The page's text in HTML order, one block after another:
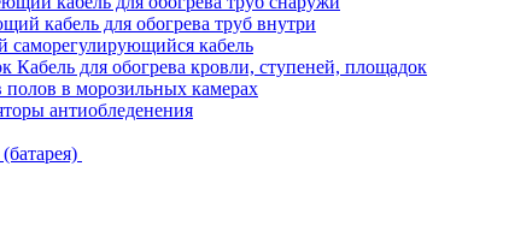
кабель для обогрева труб внутри
саморегулирующийся кабель
Кабель для обогрева кровли, ступеней, площадок
полов в морозильных камерах
антиобледенения